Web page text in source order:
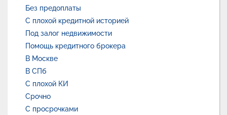
Без предоплаты
С плохой кредитной историей
Под залог недвижимости
Помощь кредитного брокера
В Москве
В СПб
С плохой КИ
Срочно
С просрочками